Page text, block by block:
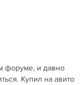
форуме, и давно
Купил на авито